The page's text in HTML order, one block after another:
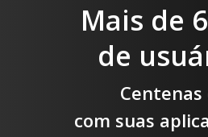
Mais de
de
com suas